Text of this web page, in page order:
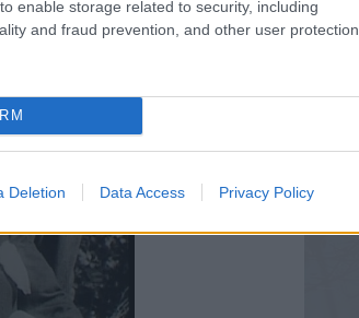
enable storage related to security, including
and fraud prevention, and other user protection.
Deletion Data Access Privacy Policy